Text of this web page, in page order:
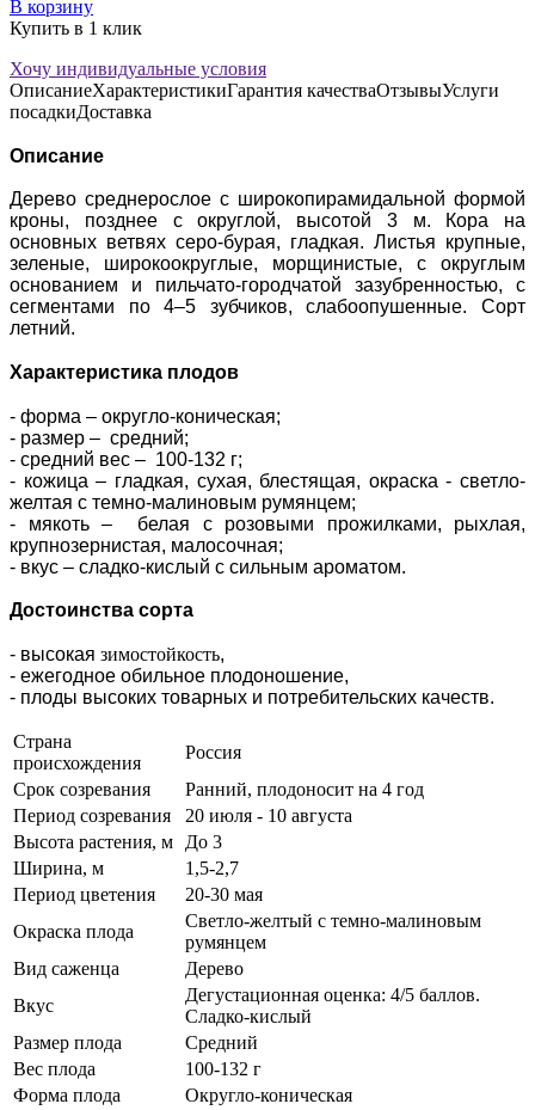
В корзину
Купить в 1 клик
Хочу индивидуальные условия
ОписаниеХарактеристикиГарантия качестваОтзывыУслуги
посадкиДоставка
Описание
Дерево среднерослое с широкопирамидальной формой
кроны, позднее с округлой, высотой 3 м. Кора на
основных ветвях серо-бурая, гладкая. Листья крупные,
зеленые, широкоокруглые, морщинистые, с округлым
основанием и пильчато-городчатой зазубренностью, с
сегментами по 4–5 зубчиков, слабоопушенные. Сорт
летний.
Характеристика плодов
- форма – округло-коническая;
- размер – средний;
- средний вес – 100-132 г;
- кожица – гладкая, сухая, блестящая, окраска - светло-
желтая с темно-малиновым румянцем;
- мякоть – белая с розовыми прожилками, рыхлая,
крупнозернистая, малосочная;
- вкус – сладко-кислый с сильным ароматом.
Достоинства сорта
- высокая зимостойкость,
- ежегодное обильное плодоношение,
- плоды высоких товарных и потребительских качеств.
Страна
происхождения
Россия
Срок созревания
Ранний, плодоносит на 4 год
Период созревания
20 июля - 10 августа
Высота растения, м
До 3
Ширина, м
1,5-2,7
Период цветения
20-30 мая
Окраска плода
Светло-желтый с темно-малиновым
румянцем
Вид саженца
Дерево
Вкус
Дегустационная оценка: 4/5 баллов.
Сладко-кислый
Размер плода
Средний
Вес плода
100-132 г
Форма плода
Округло-коническая